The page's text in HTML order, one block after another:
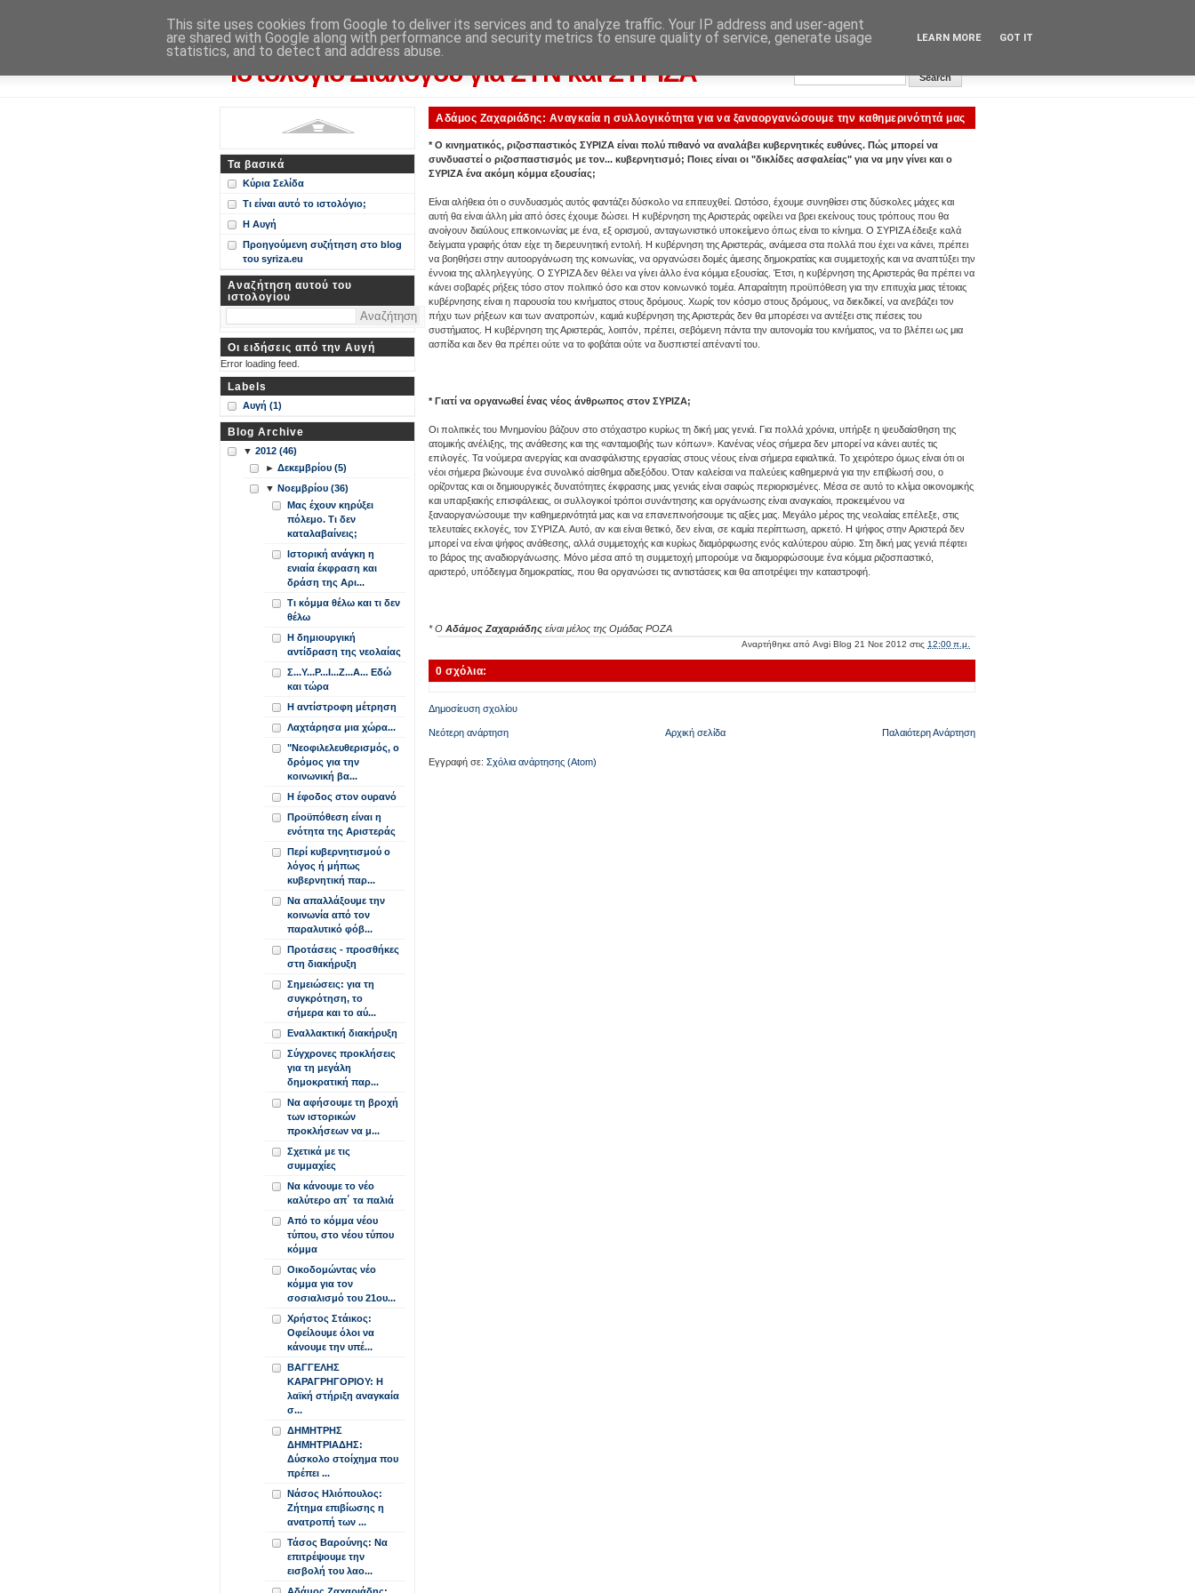
Αυγή: Κεντρική σελίδα
Ιστολόγιο Διαλόγου για ΣΥΝ και ΣΥΡΙΖΑ
Περί ΣΥΝ, ΣΥΡΙΖΑ και ευρωεκλογικού αποτελέσματος: από την εφημερίδα "Αυγή"
Αδάμος Ζαχαριάδης: Αναγκαία η συλλογικότητα για να ξαναοργανώσουμε την καθημερινότητά μας
* Ο κινηματικός, ριζοσπαστικός ΣΥΡΙΖΑ είναι πολύ πιθανό να αναλάβει κυβερνητικές ευθύνες. Πώς μπορεί να
συνδυαστεί ο ριζοσπαστισμός με τον... κυβερνητισμό; Ποιες είναι οι "δικλίδες ασφαλείας" για να μην γίνει και ο
ΣΥΡΙΖΑ ένα ακόμη κόμμα εξουσίας;
Είναι αλήθεια ότι ο συνδυασμός αυτός φαντάζει δύσκολο να επιτευχθεί. Ωστόσο, έχουμε συνηθίσει στις δύσκολες μάχες και
αυτή θα είναι άλλη μία από όσες έχουμε δώσει. Η κυβέρνηση της Αριστεράς οφείλει να βρει εκείνους τους τρόπους που θα
ανοίγουν διαύλους επικοινωνίας με ένα, εξ ορισμού, ανταγωνιστικό υποκείμενο όπως είναι το κίνημα. Ο ΣΥΡΙΖΑ έδειξε καλά
δείγματα γραφής όταν είχε τη διερευνητική εντολή. Η κυβέρνηση της Αριστεράς, ανάμεσα στα πολλά που έχει να κάνει, πρέπει
να βοηθήσει στην αυτοοργάνωση της κοινωνίας, να οργανώσει δομές άμεσης δημοκρατίας και συμμετοχής και να αναπτύξει την
έννοια της αλληλεγγύης. Ο ΣΥΡΙΖΑ δεν θέλει να γίνει άλλο ένα κόμμα εξουσίας. Έτσι, η κυβέρνηση της Αριστεράς θα πρέπει να
κάνει σοβαρές ρήξεις τόσο στον πολιτικό όσο και στον κοινωνικό τομέα. Απαραίτητη προϋπόθεση για την επιτυχία μιας τέτοιας
κυβέρνησης είναι η παρουσία του κινήματος στους δρόμους. Χωρίς τον κόσμο στους δρόμους, να διεκδικεί, να ανεβάζει τον
πήχυ των ρήξεων και των ανατροπών, καμιά κυβέρνηση της Αριστεράς δεν θα μπορέσει να αντέξει στις πιέσεις του
συστήματος. Η κυβέρνηση της Αριστεράς, λοιπόν, πρέπει, σεβόμενη πάντα την αυτονομία του κινήματος, να το βλέπει ως μια
ασπίδα και δεν θα πρέπει ούτε να το φοβάται ούτε να δυσπιστεί απέναντί του.
* Γιατί να οργανωθεί ένας νέος άνθρωπος στον ΣΥΡΙΖΑ;
Οι πολιτικές του Μνημονίου βάζουν στο στόχαστρο κυρίως τη δική μας γενιά. Για πολλά χρόνια, υπήρξε η ψευδαίσθηση της
ατομικής ανέλιξης, της ανάθεσης και της «ανταμοιβής των κόπων». Κανένας νέος σήμερα δεν μπορεί να κάνει αυτές τις
επιλογές. Τα νούμερα ανεργίας και ανασφάλιστης εργασίας στους νέους είναι σήμερα εφιαλτικά. Το χειρότερο όμως είναι ότι οι
νέοι σήμερα βιώνουμε ένα συνολικό αίσθημα αδιεξόδου. Όταν καλείσαι να παλεύεις καθημερινά για την επιβίωσή σου, ο
ορίζοντας και οι δημιουργικές δυνατότητες έκφρασης μιας γενιάς είναι σαφώς περιορισμένες. Μέσα σε αυτό το κλίμα οικονομικής
και υπαρξιακής επισφάλειας, οι συλλογικοί τρόποι συνάντησης και οργάνωσης είναι αναγκαίοι, προκειμένου να
ξαναοργανώσουμε την καθημερινότητά μας και να επανεπινοήσουμε τις αξίες μας. Μεγάλο μέρος της νεολαίας επέλεξε, στις
τελευταίες εκλογές, τον ΣΥΡΙΖΑ. Αυτό, αν και είναι θετικό, δεν είναι, σε καμία περίπτωση, αρκετό. Η ψήφος στην Αριστερά δεν
μπορεί να είναι ψήφος ανάθεσης, αλλά συμμετοχής και κυρίως διαμόρφωσης ενός καλύτερου αύριο. Στη δική μας γενιά πέφτει
το βάρος της αναδιοργάνωσης. Μόνο μέσα από τη συμμετοχή μπορούμε να διαμορφώσουμε ένα κόμμα ριζοσπαστικό,
αριστερό, υπόδειγμα δημοκρατίας, που θα οργανώσει τις αντιστάσεις και θα αποτρέψει την καταστροφή.
* Ο Αδάμος Ζαχαριάδης είναι μέλος της Ομάδας ΡΟΖΑ
Αναρτήθηκε από Avgi Blog 21 Νοε 2012 στις 12:00 π.μ.
0 σχόλια:
Δημοσίευση σχολίου
Νεότερη ανάρτηση Παλαιότερη Ανάρτηση
Αρχική σελίδα
Εγγραφή σε: Σχόλια ανάρτησης (Atom)
Τα βασικά
Κύρια Σελίδα
Τι είναι αυτό το ιστολόγιο;
Η Αυγή
Προηγούμενη συζήτηση στο blog
του syriza.eu
Αναζήτηση αυτού του
ιστολογίου
Οι ειδήσεις από την Αυγή
Error loading feed.
Labels
Αυγή (1)
Blog Archive
▼ 2012 (46)
► Δεκεμβρίου (5)
▼ Νοεμβρίου (36)
Μας έχουν κηρύξει
πόλεμο. Τι δεν
καταλαβαίνεις;
Ιστορική ανάγκη η
ενιαία έκφραση και
δράση της Αρι...
Τι κόμμα θέλω και τι δεν
θέλω
Η δημιουργική
αντίδραση της νεολαίας
Σ...Υ...Ρ...Ι...Ζ...Α... Εδώ
και τώρα
Η αντίστροφη μέτρηση
Λαχτάρησα μια χώρα...
"Νεοφιλελευθερισμός, ο
δρόμος για την
κοινωνική βα...
Η έφοδος στον ουρανό
Προϋπόθεση είναι η
ενότητα της Αριστεράς
Περί κυβερνητισμού ο
λόγος ή μήπως
κυβερνητική παρ...
Να απαλλάξουμε την
κοινωνία από τον
παραλυτικό φόβ...
Προτάσεις - προσθήκες
στη διακήρυξη
Σημειώσεις: για τη
συγκρότηση, το
σήμερα και το αύ...
Εναλλακτική διακήρυξη
Σύγχρονες προκλήσεις
για τη μεγάλη
δημοκρατική παρ...
Να αφήσουμε τη βροχή
των ιστορικών
προκλήσεων να μ...
Σχετικά με τις
συμμαχίες
Να κάνουμε το νέο
καλύτερο απ΄ τα παλιά
Από το κόμμα νέου
τύπου, στο νέου τύπου
κόμμα
Οικοδομώντας νέο
κόμμα για τον
σοσιαλισμό του 21ου...
Χρήστος Στάικος:
Οφείλουμε όλοι να
κάνουμε την υπέ...
ΒΑΓΓΕΛΗΣ
ΚΑΡΑΓΡΗΓΟΡΙΟΥ: Η
λαϊκή στήριξη αναγκαία
σ...
ΔΗΜΗΤΡΗΣ
ΔΗΜΗΤΡΙΑΔΗΣ:
Δύσκολο στοίχημα που
πρέπει ...
Νάσος Ηλιόπουλος:
Ζήτημα επιβίωσης η
ανατροπή των ...
Τάσος Βαρούνης: Να
επιτρέψουμε την
εισβολή του λαο...
This site uses cookies from Google to deliver its services and to analyze traffic. Your IP address and user-agent
are shared with Google along with performance and security metrics to ensure quality of service, generate usage
statistics, and to detect and address abuse.
LEARN MORE GOT IT